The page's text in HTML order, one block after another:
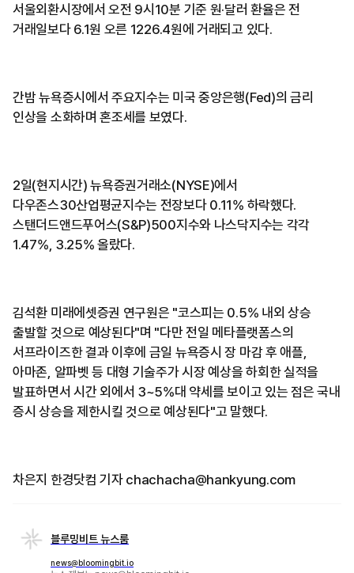
서울외환시장에서 오전 9시10분 기준 원·달러 환율은 전
거래일보다 6.1원 오른 1226.4원에 거래되고 있다.
간밤 뉴욕증시에서 주요지수는 미국 중앙은행(Fed)의 금리
인상을 소화하며 혼조세를 보였다.
2일(현지시간) 뉴욕증권거래소(NYSE)에서
다우존스30산업평균지수는 전장보다 0.11% 하락했다.
스탠더드앤드푸어스(S&P)500지수와 나스닥지수는 각각
1.47%, 3.25% 올랐다.
김석환 미래에셋증권 연구원은 "코스피는 0.5% 내외 상승
출발할 것으로 예상된다"며 "다만 전일 메타플랫폼스의
서프라이즈한 결과 이후에 금일 뉴욕증시 장 마감 후 애플,
아마존, 알파벳 등 대형 기술주가 시장 예상을 하회한 실적을
발표하면서 시간 외에서 3~5%대 약세를 보이고 있는 점은 국내
증시 상승을 제한시킬 것으로 예상된다"고 말했다.
차은지 한경닷컴 기자 chachacha@hankyung.com
블루밍비트 뉴스룸
news@bloomingbit.io